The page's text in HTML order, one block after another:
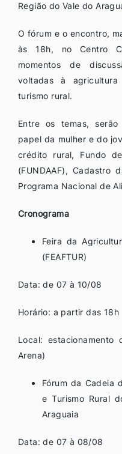
Região do Vale do
O fórum e o encontro,
às 18h, no Centro
momentos de
voltadas à
turismo rural.
Entre os temas,
papel da mulher e do
crédito rural, Fundo
(FUNDAAF), Cadastro
Programa Nacional de
Cronograma
Feira da
(FEAFTUR)
Data: de 07 à 10/08
Horário: a partir das 18h
Local:
Arena)
Fórum da Cadeia
e Turismo Rural
Araguaia
Data: de 07 à 08/08